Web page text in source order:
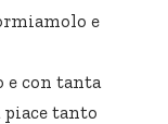
e
e con tanta
tanto